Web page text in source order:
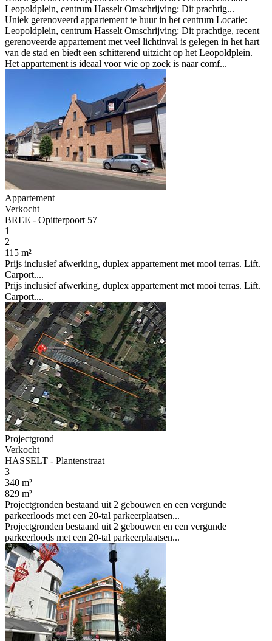
Leopoldplein, centrum Hasselt Omschrijving: Dit prachtig...
Uniek gerenoveerd appartement te huur in het centrum Locatie:
Leopoldplein, centrum Hasselt Omschrijving: Dit prachtige, recent
gerenoveerde appartement met veel lichtinval is gelegen in het hart
van de stad en biedt een schitterend uitzicht op het Leopoldplein.
Het appartement is ideaal voor wie op zoek is naar comf...
Appartement
Verkocht
BREE - Opitterpoort 57
1
2
115 m²
Prijs inclusief afwerking, duplex appartement met mooi terras. Lift.
Carport....
Prijs inclusief afwerking, duplex appartement met mooi terras. Lift.
Carport....
Projectgrond
Verkocht
HASSELT - Plantenstraat
3
340 m²
829 m²
Projectgronden bestaand uit 2 gebouwen en een vergunde
parkeerloods met een 20-tal parkeerplaatsen...
Projectgronden bestaand uit 2 gebouwen en een vergunde
parkeerloods met een 20-tal parkeerplaatsen...